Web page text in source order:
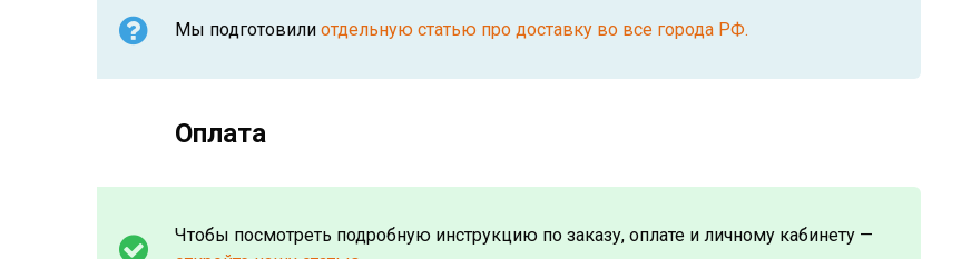
Мы подготовили отдельную статью про доставку во все города РФ.
Оплата
Чтобы посмотреть подробную инструкцию по заказу, оплате и личному кабинету —